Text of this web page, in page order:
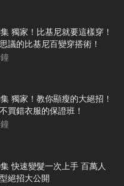
獨家！比基尼就要這樣穿！
議的比基尼百變穿搭術！
獨家！教你顯瘦的大絕招！
買錯衣服的保證班！
快速變髮一次上手 百萬人
絕招大公開